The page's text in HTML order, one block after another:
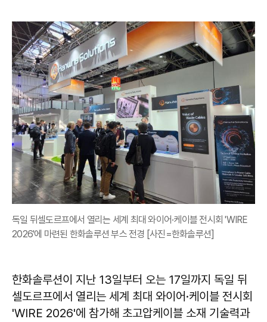
독일 뒤셀도르프에서 열리는 세계 최대 와이어·케이블 전시회 'WIRE
2026'에 마련된 한화솔루션 부스 전경 [사진=한화솔루션]
한화솔루션이 지난 13일부터 오는 17일까지 독일 뒤
셀도르프에서 열리는 세계 최대 와이어·케이블 전시회
'WIRE 2026'에 참가해 초고압케이블 소재 기술력과